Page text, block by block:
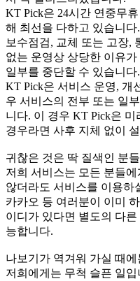
KT Pick은 24시간 연중무
해 최선을 다하고 있습니
보수점검, 교체 또는 고장,
없는 운영상 상당한 이유
일부를 중단할 수 있습니다.
KT Pick은 서비스 운영, 개
우 서비스의 전부 또는 일
니다. 이 경우 KT Pick은
경우라면 사후 지체 없이
귀찮은 것은 딱 질색인 분
저희 서비스는 모든 분들
않더라도 서비스를 이용하
카카오 등 여러분이 이미
이디가 있다면 별도의 다
능합니다.
나보기가 역겨워 가실 때
저희에게는 무척 슬픈 일